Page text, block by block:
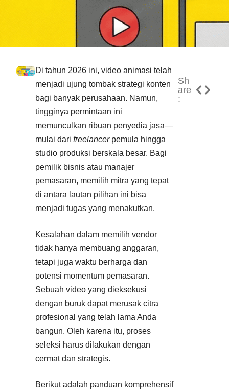
Di tahun 2026 ini, video animasi telah
menjadi ujung tombak strategi konten
bagi banyak perusahaan. Namun,
tingginya permintaan ini
memunculkan ribuan penyedia jasa—
mulai dari freelancerpemula hingga
studio produksi berskala besar. Bagi
pemilik bisnis atau manajer
pemasaran, memilih mitra yang tepat
di antara lautan pilihan ini bisa
menjadi tugas yang menakutkan.
Kesalahan dalam memilih vendor
tidak hanya membuang anggaran,
tetapi juga waktu berharga dan
potensi momentum pemasaran.
Sebuah video yang dieksekusi
dengan buruk dapat merusak citra
profesional yang telah lama Anda
bangun. Oleh karena itu, proses
seleksi harus dilakukan dengan
cermat dan strategis.
Berikut adalah panduan komprehensif
Sh
are
:
8